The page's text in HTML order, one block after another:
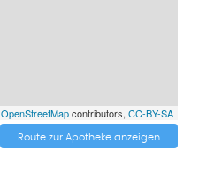
OpenStreetMapcontributors, CC-BY-SA
Route zur Apotheke anzeigen